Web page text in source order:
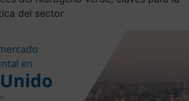
del sector